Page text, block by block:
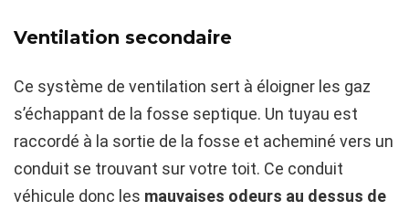
Ventilation secondaire
Ce système de ventilation sert à éloigner les gaz
s’échappant de la fosse septique. Un tuyau est
raccordé à la sortie de la fosse et acheminé vers un
conduit se trouvant sur votre toit. Ce conduit
véhicule donc les mauvaises odeurs au dessus de